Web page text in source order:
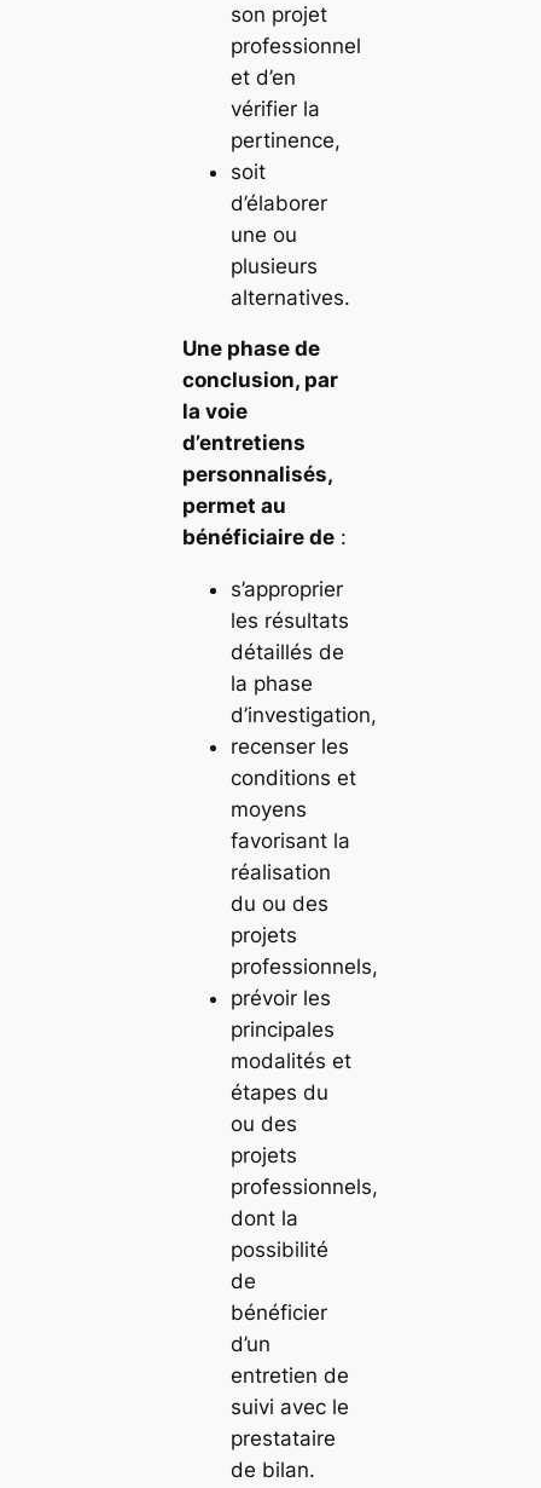
son projet
professionnel
et d’en
vérifier la
pertinence,
soit
d’élaborer
une ou
plusieurs
alternatives.
Une phase de
conclusion, par
la voie
d’entretiens
personnalisés,
permet au
bénéficiaire de :
s’approprier
les résultats
détaillés de
la phase
d’investigation,
recenser les
conditions et
moyens
favorisant la
réalisation
du ou des
projets
professionnels,
prévoir les
principales
modalités et
étapes du
ou des
projets
professionnels,
dont la
possibilité
de
bénéficier
d’un
entretien de
suivi avec le
prestataire
de bilan.